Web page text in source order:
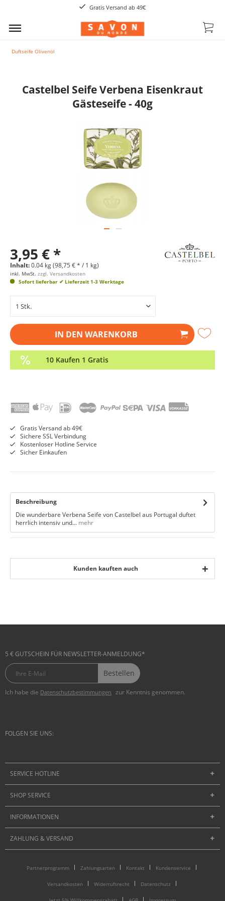
Gratis Versand ab 49€
Duftseife Olivenöl
Castelbel Seife Verbena Eisenkraut
Gästeseife - 40g
3,95 € *
Inhalt:0.04 kg (98,75 € * / 1 kg)
inkl. MwSt. zzgl. Versandkosten
Sofort lieferbar ✔ Lieferzeit 1-3 Werktage
IN DEN WARENKORB
10 Kaufen 1 Gratis
Gratis Versand ab 49€
Sichere SSL Verbindung
Kostenloser Hotline Service
Sicher Einkaufen
Beschreibung
Die wunderbare Verbena Seife von Castelbel aus Portugal duftet
herrlich intensiv und... mehr
Kunden kauften auch
5 € GUTSCHEIN FÜR NEWSLETTER-ANMELDUNG*
Bestellen
Ich habe die Datenschutzbestimmungen zur Kenntnis genommen.
FOLGEN SIE UNS:
SERVICE HOTLINE
SHOP SERVICE
INFORMATIONEN
ZAHLUNG & VERSAND
Partnerprogramm Zahlungsarten Kontakt Kundenservice
Versandkosten Widerrufsrecht Datenschutz